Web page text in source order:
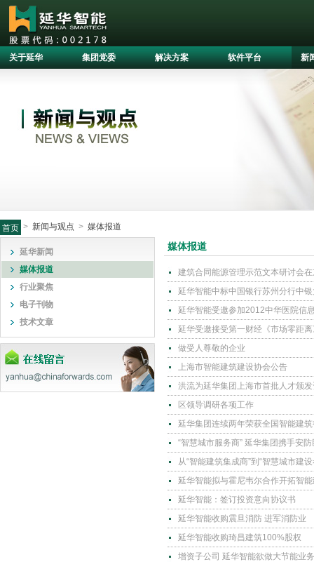
关于延华 集团党委 解决方案 软件平台 新
首页 > 新闻与观点 > 媒体报道
延华新闻
媒体报道
行业聚焦
电子刊物
技术文章
媒体报道
建筑合同能源管理示范文本研讨会
延华智能中标中国银行苏州分行中
延华智能受邀参加2012中华医院信
延华受邀接受第一财经《市场零距
做受人尊敬的企业
上海市智能建筑建设协会公告
洪流为延华集团上海市首批人才颁
区领导调研各项工作
延华集团连续两年荣获全国智能建
“智慧城市服务商” 延华集团携手安
从“智能建筑集成商”到“智慧城市
延华智能拟与霍尼韦尔合作开拓智
延华智能：签订投资意向协议书
延华智能收购震旦消防 进军消防业
延华智能收购琦昌建筑100%股权
增资子公司 延华智能欲做大节能业务